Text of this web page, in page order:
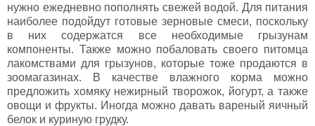
нужно ежедневно пополнять свежей водой. Для питания
наиболее подойдут готовые зерновые смеси, поскольку
в них содержатся все необходимые грызунам
компоненты. Также можно побаловать своего питомца
лакомствами для грызунов, которые тоже продаются в
зоомагазинах. В качестве влажного корма можно
предложить хомяку нежирный творожок, йогурт, а также
овощи и фрукты. Иногда можно давать вареный яичный
белок и куриную грудку.